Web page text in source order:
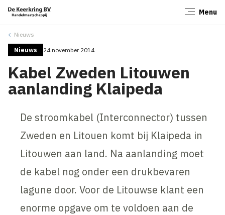
Menu
Nieuws
Nieuws 24 november 2014
Kabel Zweden Litouwen
aanlanding Klaipeda
De stroomkabel (Interconnector) tussen
Zweden en Litouen komt bij Klaipeda in
Litouwen aan land. Na aanlanding moet
de kabel nog onder een drukbevaren
lagune door. Voor de Litouwse klant een
enorme opgave om te voldoen aan de
Sluiten